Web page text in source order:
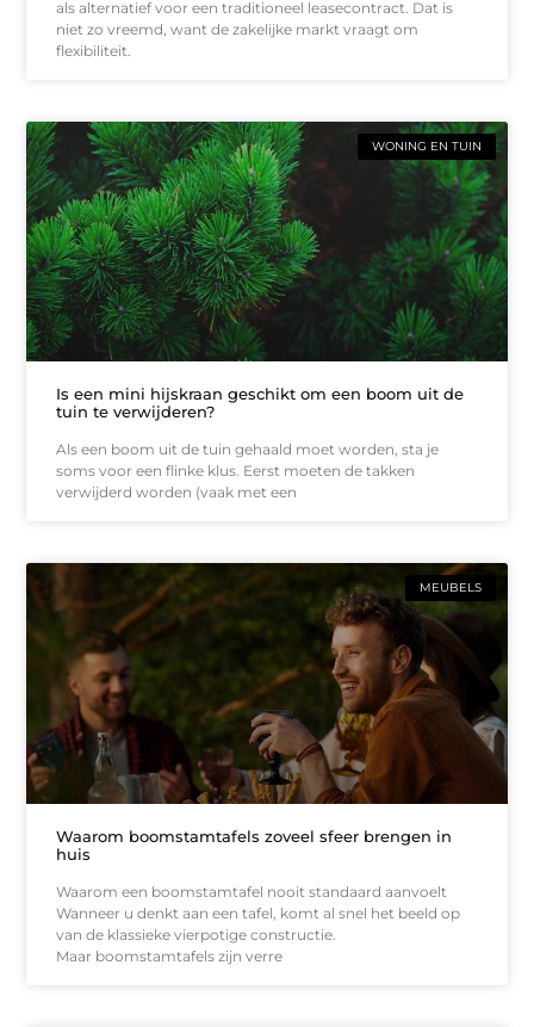
als alternatief voor een traditioneel leasecontract. Dat is
niet zo vreemd, want de zakelijke markt vraagt om
flexibiliteit.
WONING EN TUIN
Is een mini hijskraan geschikt om een boom uit de
tuin te verwijderen?
Als een boom uit de tuin gehaald moet worden, sta je
soms voor een flinke klus. Eerst moeten de takken
verwijderd worden (vaak met een
MEUBELS
Waarom boomstamtafels zoveel sfeer brengen in
huis
Waarom een boomstamtafel nooit standaard aanvoelt
Wanneer u denkt aan een tafel, komt al snel het beeld op
van de klassieke vierpotige constructie.
Maar boomstamtafels zijn verre